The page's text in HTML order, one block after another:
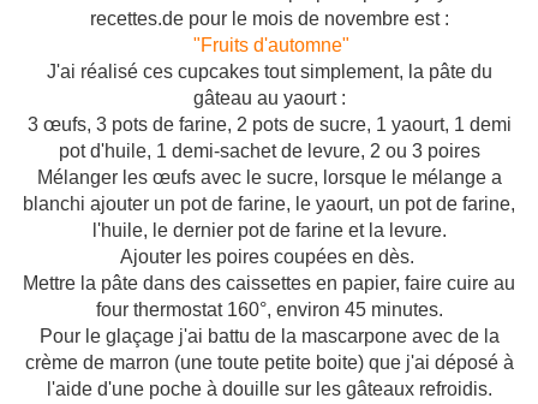
recettes.de pour le mois de novembre est :
"Fruits d'automne"
J'ai réalisé ces cupcakes tout simplement, la pâte du
gâteau au yaourt :
3 œufs, 3 pots de farine, 2 pots de sucre, 1 yaourt, 1 demi
pot d'huile, 1 demi-sachet de levure, 2 ou 3 poires
Mélanger les œufs avec le sucre, lorsque le mélange a
blanchi ajouter un pot de farine, le yaourt, un pot de farine,
l'huile, le dernier pot de farine et la levure.
Ajouter les poires coupées en dès.
Mettre la pâte dans des caissettes en papier, faire cuire au
four thermostat 160°, environ 45 minutes.
Pour le glaçage j'ai battu de la mascarpone avec de la
crème de marron (une toute petite boite) que j'ai déposé à
l'aide d'une poche à douille sur les gâteaux refroidis.